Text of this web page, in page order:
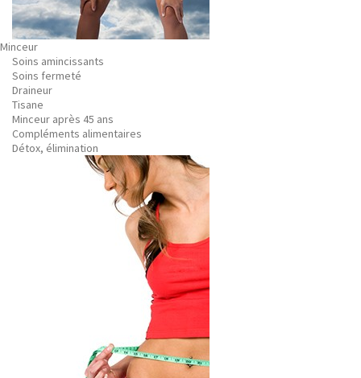
Minceur
Soins amincissants
Soins fermeté
Draineur
Tisane
Minceur après 45 ans
Compléments alimentaires
Détox, élimination